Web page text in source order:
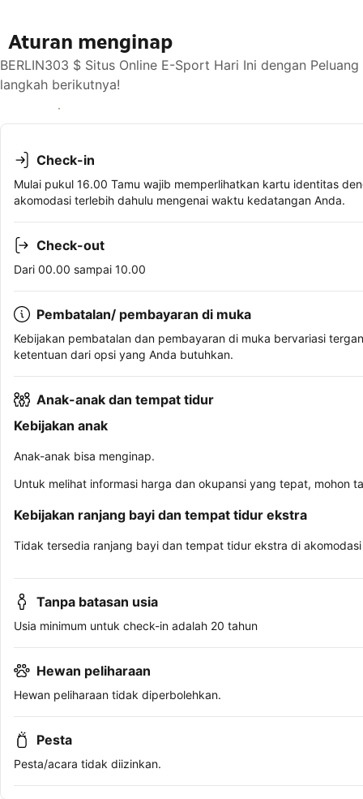
Aturan menginap
BERLIN303 $ Situs Online E-Sport Hari Ini dengan
langkah berikutnya!
Lihat ketersediaan
Check-in
Mulai pukul 16.00 Tamu wajib memperlihatkan kartu identitas
akomodasi terlebih dahulu mengenai waktu kedatangan Anda.
Check-out
Dari 00.00 sampai 10.00
Pembatalan/ pembayaran di muka
Kebijakan pembatalan dan pembayaran di muka bervariasi
ketentuan dari opsi yang Anda butuhkan.
Anak-anak dan tempat tidur
Kebijakan anak
Anak-anak bisa menginap.
Untuk melihat informasi harga dan okupansi yang tepat, mohon
Kebijakan ranjang bayi dan tempat tidur ekstra
Tidak tersedia ranjang bayi dan tempat tidur ekstra di akomodasi
Tanpa batasan usia
Usia minimum untuk check-in adalah 20 tahun
Hewan peliharaan
Hewan peliharaan tidak diperbolehkan.
Pesta
Pesta/acara tidak diizinkan.